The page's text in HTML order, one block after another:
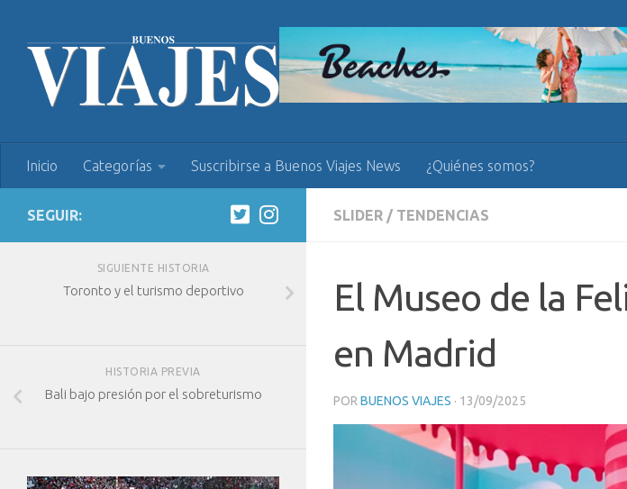
Inicio Categorías Suscribirse a Buenos Viajes News ¿Quiénes somos?
SLIDER / TENDENCIAS
El Museo de la
en Madrid
POR BUENOS VIAJES · 13/09/2025
SEGUIR:
SIGUIENTE HISTORIA
Toronto y el turismo deportivo
HISTORIA PREVIA
Bali bajo presión por el sobreturismo